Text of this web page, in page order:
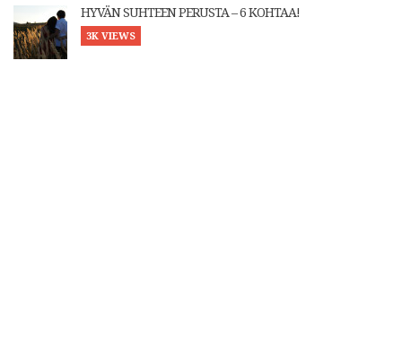
HYVÄN SUHTEEN PERUSTA – 6 KOHTAA!
3K VIEWS